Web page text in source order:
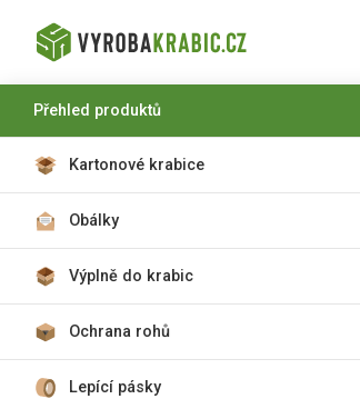
Přehled produktů
Kartonové krabice
Obálky
Výplně do krabic
Ochrana rohů
Lepící pásky